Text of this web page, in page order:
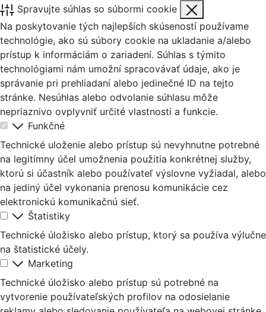
Spravujte súhlas so súbormi cookie
Na poskytovanie tých najlepších skúseností používame
technológie, ako sú súbory cookie na ukladanie a/alebo
prístup k informáciám o zariadení. Súhlas s týmito
technológiami nám umožní spracovávať údaje, ako je
správanie pri prehliadaní alebo jedinečné ID na tejto
stránke. Nesúhlas alebo odvolanie súhlasu môže
nepriaznivo ovplyvniť určité vlastnosti a funkcie.
Funkčné
Technické uloženie alebo prístup sú nevyhnutne potrebné
na legitímny účel umožnenia použitia konkrétnej služby,
ktorú si účastník alebo používateľ výslovne vyžiadal, alebo
na jediný účel vykonania prenosu komunikácie cez
elektronickú komunikačnú sieť.
Štatistiky
Technické úložisko alebo prístup, ktorý sa používa výlučne
na štatistické účely.
Marketing
Technické úložisko alebo prístup sú potrebné na
vytvorenie používateľských profilov na odosielanie